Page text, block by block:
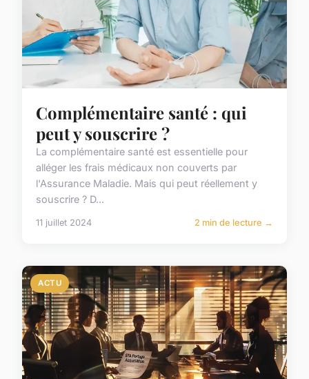
Complémentaire santé : qui
peut y souscrire ?
La complémentaire santé est essentielle pour
alléger les frais médicaux non couverts par
l'Assurance Maladie. Mais qui peut réellement y
souscrire ? D...
11 juillet 2024 2 min de lecture →
ACTU